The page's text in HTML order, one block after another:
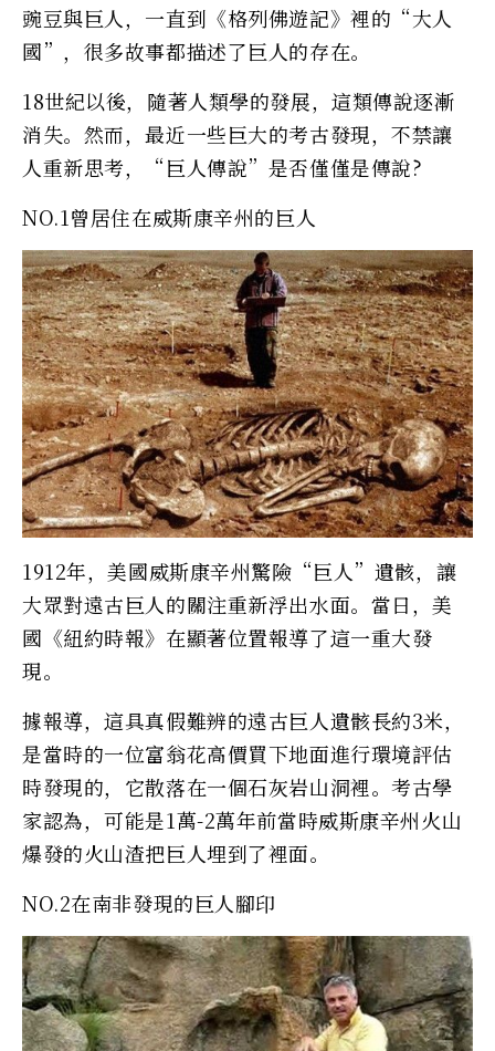
豌豆與巨人，一直到《格列佛遊記》裡的“大人
國”，很多故事都描述了巨人的存在。
18世紀以後，隨著人類學的發展，這類傳說逐漸
消失。然而，最近一些巨大的考古發現，不禁讓
人重新思考，“巨人傳說”是否僅僅是傳說?
NO.1曾居住在威斯康辛州的巨人
1912年，美國威斯康辛州驚險“巨人”遺骸，讓
大眾對遠古巨人的關注重新浮出水面。當日，美
國《紐約時報》在顯著位置報導了這一重大發
現。
據報導，這具真假難辨的遠古巨人遺骸長約3米，
是當時的一位富翁花高價買下地面進行環境評估
時發現的，它散落在一個石灰岩山洞裡。考古學
家認為，可能是1萬-2萬年前當時威斯康辛州火山
爆發的火山渣把巨人埋到了裡面。
NO.2在南非發現的巨人腳印